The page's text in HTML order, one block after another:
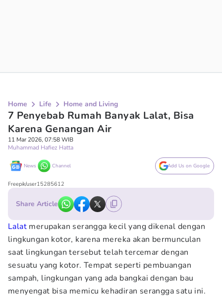
Home Life Home and Living
7 Penyebab Rumah Banyak Lalat, Bisa
Karena Genangan Air
11 Mar 2026, 07:58 WIB
Muhammad Hafiez Hatta
News Channel Add Us on Google
Freepik/user15285612
Share Article
Lalat merupakan serangga kecil yang dikenal dengan
lingkungan kotor, karena mereka akan bermunculan
saat lingkungan tersebut telah tercemar dengan
sesuatu yang kotor. Tempat seperti pembuangan
sampah, lingkungan yang ada bangkai dengan bau
menyengat bisa memicu kehadiran serangga satu ini.